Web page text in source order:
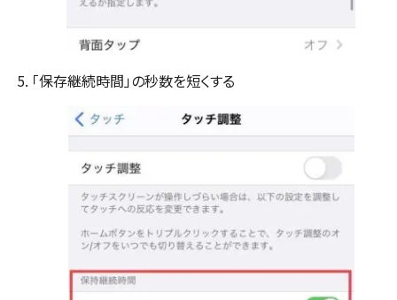
「保存継続時間」の秒数を短くする